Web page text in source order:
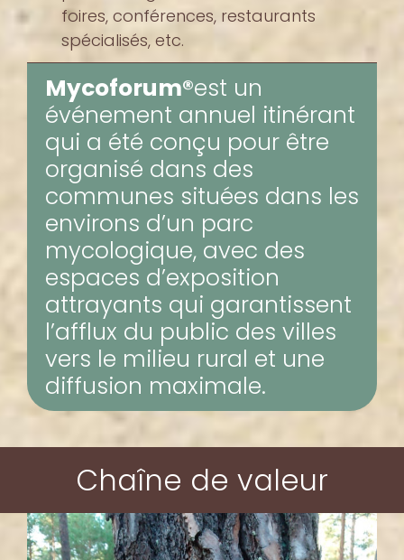
foires, conférences, restaurants
spécialisés, etc.
Mycoforum®est un
événement annuel itinérant
qui a été conçu pour être
organisé dans des
communes situées dans les
environs d’un parc
mycologique, avec des
espaces d’exposition
attrayants qui garantissent
l’afflux du public des villes
vers le milieu rural et une
diffusion maximale.
Chaîne de valeur